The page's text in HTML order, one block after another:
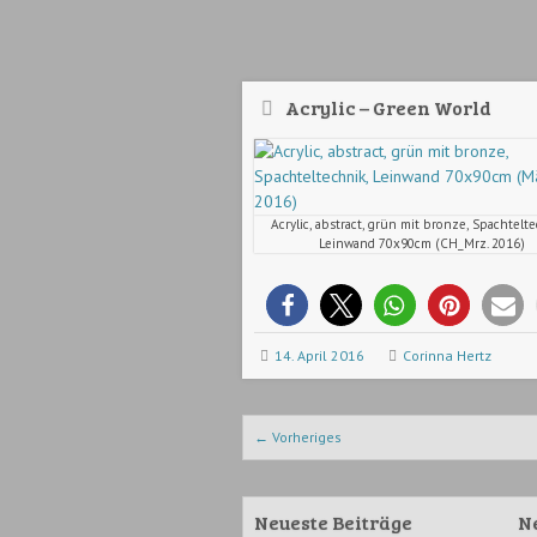
Acrylic – Green World
Acrylic, abstract, grün mit bronze,
Leinwand 70x90cm (CH_Mrz. 2016)
14. April 2016 Corinna Hertz
Beitrags-Navigation
← Vorheriges
Neueste Beiträge